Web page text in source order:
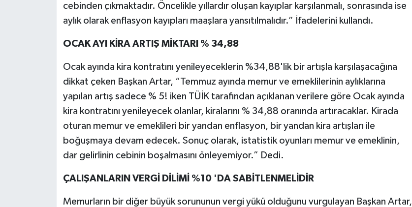
cebinden çıkmaktadır. Öncelikle yıllardır oluşan kayıplar karşılanmalı, sonrasında ise
aylık olarak enflasyon kayıpları maaşlara yansıtılmalıdır.” İfadelerini kullandı.
OCAK AYI KİRA ARTIŞ MİKTARI % 34,88
Ocak ayında kira kontratını yenileyeceklerin %34,88'lik bir artışla karşılaşacağına
dikkat çeken Başkan Artar, “Temmuz ayında memur ve emeklilerinin aylıklarına
yapılan artış sadece % 5! iken TÜİK tarafından açıklanan verilere göre Ocak ayında
kira kontratını yenileyecek olanlar, kiralarını % 34,88 oranında artıracaklar. Kirada
oturan memur ve emeklileri bir yandan enflasyon, bir yandan kira artışları ile
boğuşmaya devam edecek. Sonuç olarak, istatistik oyunları memur ve emeklinin,
dar gelirlinin cebinin boşalmasını önleyemiyor.” Dedi.
ÇALIŞANLARIN VERGİ DİLİMİ %10 'DA SABİTLENMELİDİR
Memurların bir diğer büyük sorununun vergi yükü olduğunu vurgulayan Başkan Artar,